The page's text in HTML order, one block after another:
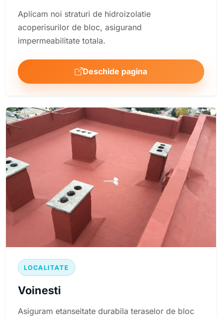
Aplicam noi straturi de hidroizolatie
acoperisurilor de bloc, asigurand
impermeabilitate totala.
Deschide pagina
LOCALITATE
Voinesti
Asiguram etanseitate durabila teraselor de bloc